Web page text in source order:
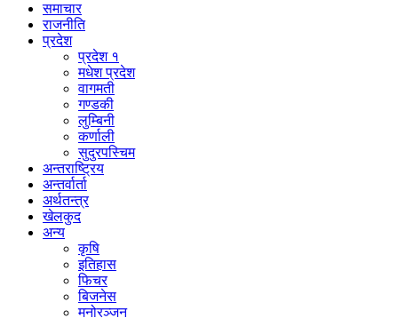
समाचार
राजनीति
प्रदेश
प्रदेश १
मधेश प्रदेश
वागमती
गण्डकी
लुम्बिनी
कर्णाली
सुदुरपस्चिम
अन्तराष्ट्रिय
अन्तर्वार्ता
अर्थतन्त्र
खेलकुद
अन्य
कृषि
इतिहास
फिचर
बिजनेस
मनोरञ्जन